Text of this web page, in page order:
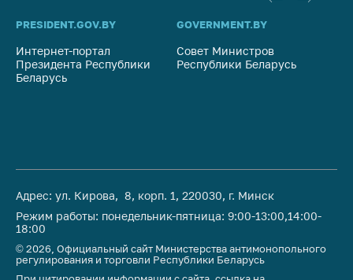
Маркировка
Упрощение условий
ведения бизнеса
субъектов торговли,
общественного
питания, бытового
обслуживания
Обучение по
вопросам
PRESIDENT.GOV.BY
Интернет-портал
Президента Республики
Беларусь
GOVERNMENT.BY
Совет Министров
Республики Беларусь
Адрес: ул. Кирова, 8, корп. 1, 220030, г. Минск
Режим работы: понедельник-пятница: 9:00-13:00,14:00-
18:00
© 2026, Официальный сайт Министерства антимонопольного
регулирования и торговли Республики Беларусь